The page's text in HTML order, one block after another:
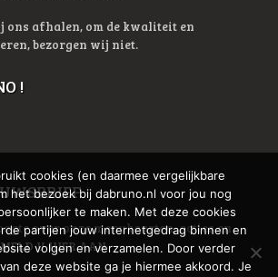
ons afhalen, om de kwaliteit en
bezorgen wij niet.
!
over onze menukaarten, acties en
MELD U HIER AAN
cookies (en daarmee vergelijkbare
het bezoek bij dabruno.nl voor jou nog
te maken. Met deze cookies
partijen jouw internetgedrag binnen en
volgen en verzamelen. Door verder
deze website ga je hiermee akkoord. Je